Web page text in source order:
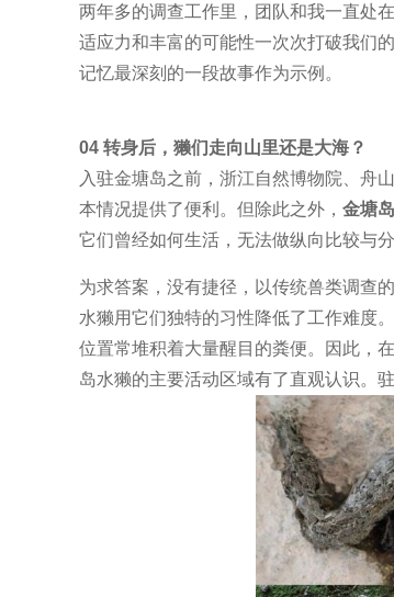
两年多的调查工作里，团队和我一直处
适应力和丰富的可能性一次次打破我们
记忆最深刻的一段故事作为示例。
04 转身后，獭们走向山里还是大海？
入驻金塘岛之前，浙江自然博物院、舟
本情况提供了便利。但除此之外， 金塘
它们曾经如何生活，无法做纵向比较与
为求答案，没有捷径，以传统兽类调查
水獭用它们独特的习性降低了工作难度
位置常堆积着大量醒目的粪便。因此，
岛水獭的主要活动区域有了直观认识。